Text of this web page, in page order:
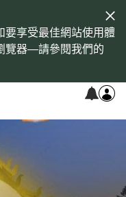
要享受最佳網站使用體
覽器—請參閱我們的